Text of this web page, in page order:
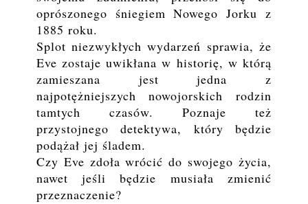
oprószonego śniegiem Nowego Jorku z
1885 roku.
Splot niezwykłych wydarzeń sprawia, że
Eve zostaje uwikłana w historię, w którą
zamieszana jest jedna z
najpotężniejszych nowojorskich rodzin
tamtych czasów. Poznaje też
przystojnego detektywa, który będzie
podążał jej śladem.
Czy Eve zdoła wrócić do swojego życia,
nawet jeśli będzie musiała zmienić
przeznaczenie?